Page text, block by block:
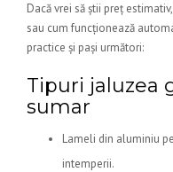
Dacă vrei să știi preț
sau cum funcționează
practice și pași următori:
Tipuri jaluzea
sumar
Lameli din aluminiu
intemperii.